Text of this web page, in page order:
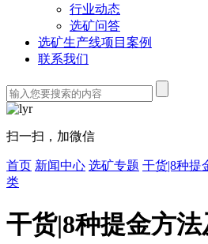
行业动态
选矿问答
选矿生产线项目案例
联系我们
扫一扫，加微信
首页 新闻中心 选矿专题 干货|8种提
类
干货|8种提金方